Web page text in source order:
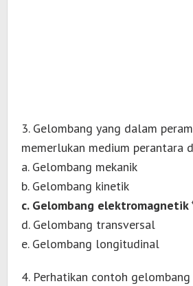
3. Gelombang yang dalam
memerlukan medium perantara
a. Gelombang mekanik
b. Gelombang kinetik
c. Gelombang elektromagnetik
d. Gelombang transversal
e. Gelombang longitudinal
4. Perhatikan contoh